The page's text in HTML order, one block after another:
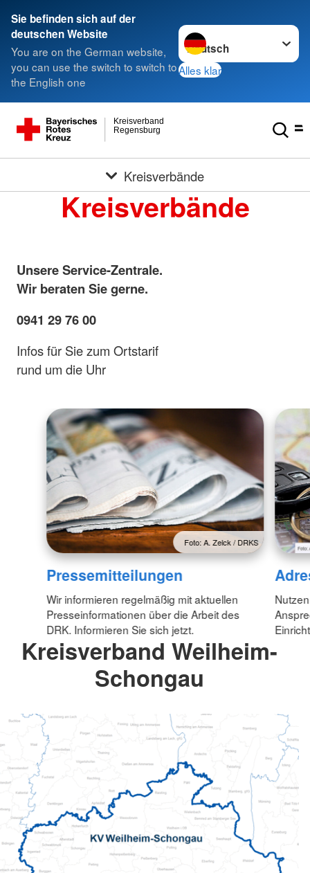
Sie befinden sich auf der
deutschen Website
You are on the German website,
you can use the switch to switch to
the English one
Sprache wechseln zu
Alles klar
Regensburg
Kreisverband
Kreisverbände
Kreisverbände
Unsere Service-Zentrale.
Wir beraten Sie gerne.
0941 29 76 00
Infos für Sie zum Ortstarif
rund um die Uhr
Foto: A. Zelck / DRKS
Pressemitteilungen
Wir informieren regelmäßig mit aktuellen
Presseinformationen über die Arbeit des
DRK. Informieren Sie sich jetzt.
Kreisverband Weilheim-
Schongau